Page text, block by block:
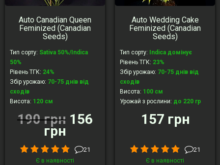
Auto Canadian Queen
Feminized (Canadian
Seeds)
Тип сорту: Sativa 50%/Indica
50%
Рівень ТГК: 24%
Збір урожаю: 70-75 днів від
сходів
Висота: 120 cм
190 грн 156
грн
21
Є в наявності
Auto Wedding Cake
Feminized (Canadian
Seeds)
Тип сорту:
Indica домінує
Рівень ТГК: 23%
Збір урожаю: 70-75 днів від
сходів
Висота: 100 cм
Урожай з рослини: до 220 гр
157 грн
21
Є в наявності